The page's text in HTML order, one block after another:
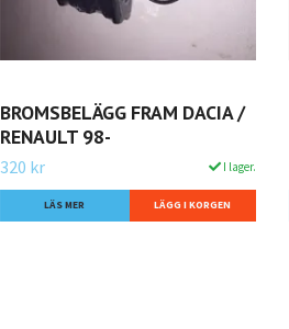
BROMSBELÄGG FRAM DACIA /
RENAULT 98-
320 kr I lager.
LÄS MER